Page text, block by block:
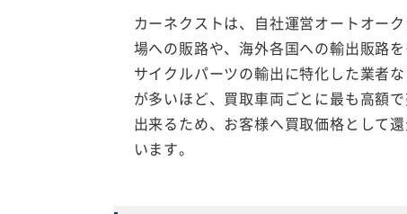
カーネクストは、自社運営オートオー
場への販路や、海外各国への輸出販路
サイクルパーツの輸出に特化した業者
が多いほど、買取車両ごとに最も高額
出来るため、お客様へ買取価格として
います。